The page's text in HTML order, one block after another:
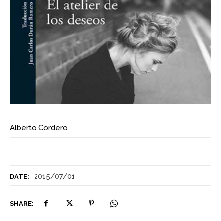
DATE: 2015/07/01
SHARE:
Alberto Cordero